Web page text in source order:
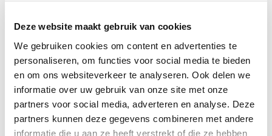
Deze website maakt gebruik van cookies
We gebruiken cookies om content en advertenties te
personaliseren, om functies voor social media te bieden
en om ons websiteverkeer te analyseren. Ook delen we
informatie over uw gebruik van onze site met onze
partners voor social media, adverteren en analyse. Deze
partners kunnen deze gegevens combineren met andere
informatie die u aan ze heeft verstrekt of die ze hebben
Altijd met hetzelfde uitgangspunt: grip houden op
data, processen en keuzes, nu en in de toekomst.
Aan het einde van dit jaar willen we vooral stilstaan
bij wat telt.
Wij danken al onze relaties, klanten, partners en
leveranciers voor het vertrouwen, de